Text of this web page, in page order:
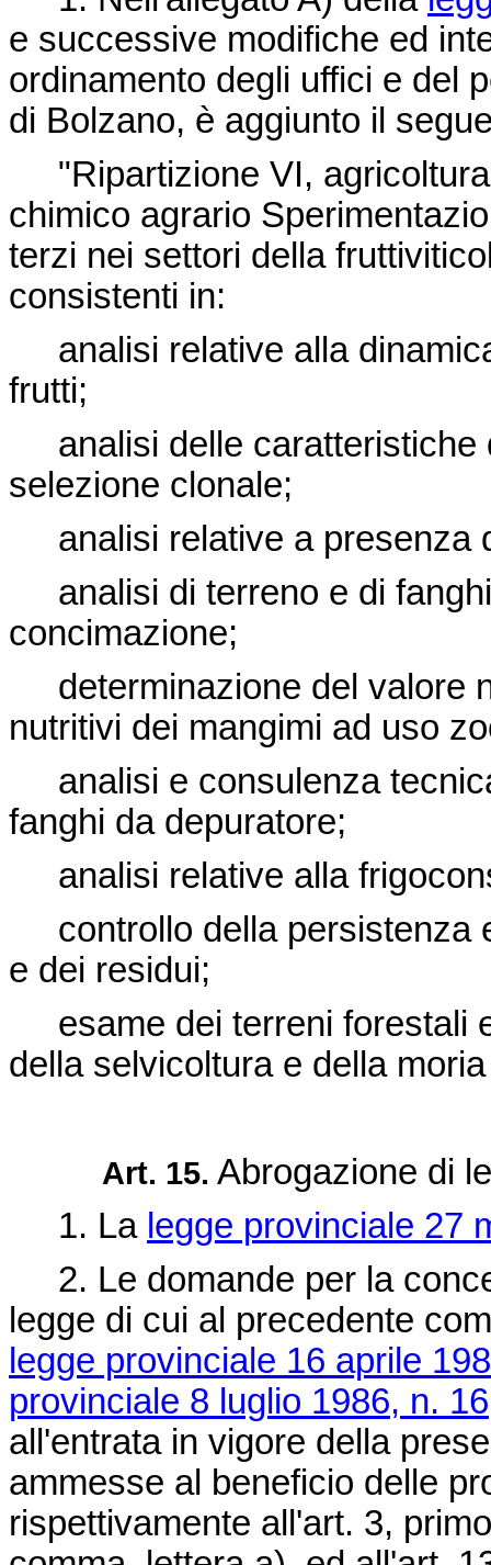
e successive modifiche ed
ordinamento degli uffici e del
di Bolzano, è aggiunto il
"Ripartizione VI, agricoltura
chimico agrario
terzi nei settori della
consistenti in:
analisi relative alla
frutti;
analisi delle caratteristiche
selezione clonale;
analisi relative a presenza
analisi di terreno e di
concimazione;
determinazione del valore
nutritivi dei mangimi ad uso
analisi e consulenza
fanghi da depuratore;
analisi relative alla
controllo della persistenza
e dei residui;
esame dei terreni forestali
della selvicoltura e della
Art. 15. Abrogazione di
1. La legge provinciale 27
2. Le domande per la
legge di cui al precedente
legge provinciale 16 aprile
provinciale 8 luglio 1986, n. 16
all'entrata in vigore della
ammesse al beneficio delle
rispettivamente all'art. 3,